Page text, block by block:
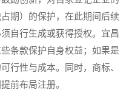
期）的保护，在此期间后续
自行生成或获得授权。宜昌
条款保护自身权益；如果是
行性与成本。同时，商标、
前布局注册。